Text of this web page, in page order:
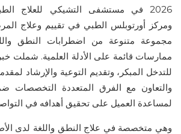
2026 في مستشفى التشيكي للعلاج
ومركز أورتوبلس الطبي في تقييم وعلاج
مجموعة متنوعة من اضطرابات النطق
ممارسات قائمة على الأدلة العلمية. شملت
للتدخل المبكر، وتقديم التوعية والإرشاد
والتعاون مع الفرق المتعددة التخصصات
لمساعدة العميل على تحقيق أهدافه في
وهي متخصصة في علاج النطق واللغة لدى